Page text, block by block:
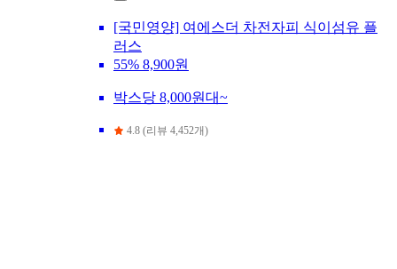
[국민영양] 여에스더 차전자피 식이섬유 플
러스
55% 8,900원
박스당 8,000원대~
4.8 (리뷰 4,452개)